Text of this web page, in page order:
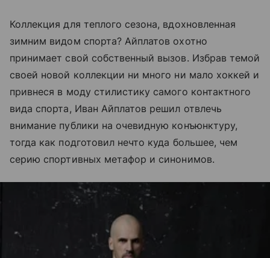
Коллекция для теплого сезона, вдохновленная
зимним видом спорта? Айплатов охотно
принимает свой собственный вызов. Избрав темой
своей новой коллекции ни много ни мало хоккей и
привнеся в моду стилистику самого контактного
вида спорта, Иван Айплатов решил отвлечь
внимание публики на очевидную конъюнктуру,
тогда как подготовил нечто куда большее, чем
серию спортивных метафор и синонимов.